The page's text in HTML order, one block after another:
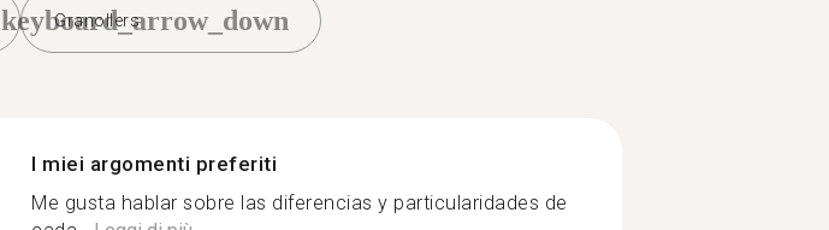
Granollers
keyboard_arrow_down
I miei argomenti preferiti
Me gusta hablar sobre las diferencias y particularidades de